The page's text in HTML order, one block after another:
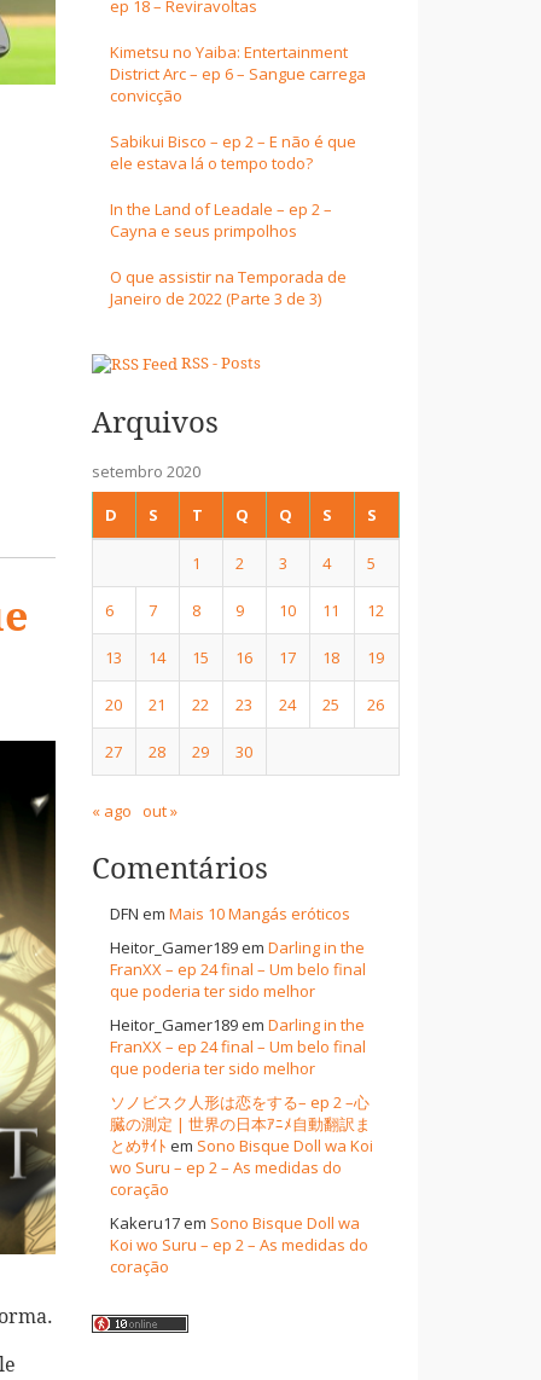
ep 18 – Reviravoltas
Kimetsu no Yaiba: Entertainment
District Arc – ep 6 – Sangue carrega
convicção
Sabikui Bisco – ep 2 – E não é que
ele estava lá o tempo todo?
In the Land of Leadale – ep 2 –
Cayna e seus primpolhos
O que assistir na Temporada de
Janeiro de 2022 (Parte 3 de 3)
RSS - Posts
Arquivos
setembro 2020
D
S T Q Q S S
1 2 3 4 5
6 7 8 9 10 11 12
13 14 15 16 17 18 19
20 21 22 23 24 25 26
27 28 29 30
« ago out »
Comentários
DFN em Mais 10 Mangás eróticos
Heitor_Gamer189em Darling in the
FranXX – ep 24 final – Um belo final
que poderia ter sido melhor
Heitor_Gamer189em Darling in the
FranXX – ep 24 final – Um belo final
que poderia ter sido melhor
ソノビスク人形は恋をする– ep 2 –心
臓の測定 | 世界の日本ｱﾆﾒ自動翻訳ま
とめｻｲﾄ em Sono Bisque Doll wa Koi
wo Suru – ep 2 – As medidas do
coração
Kakeru17em Sono Bisque Doll wa
Koi wo Suru – ep 2 – As medidas do
coração